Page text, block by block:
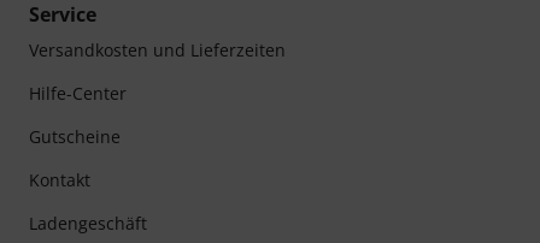
Service
Versandkosten und Lieferzeiten
Hilfe-Center
Gutscheine
Kontakt
Ladengeschäft